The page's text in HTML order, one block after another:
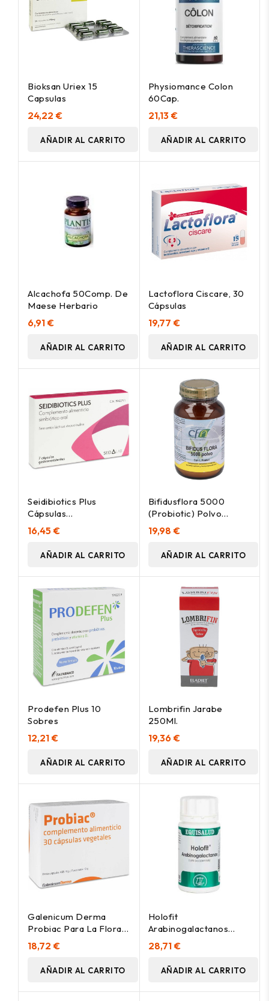
Bioksan Uriex 15
Capsulas
24,22 €
AÑADIR AL CARRITO
Physiomance Colon
60Cap.
21,13 €
AÑADIR AL CARRITO
Alcachofa 50Comp. De
Maese Herbario
6,91 €
AÑADIR AL CARRITO
Lactoflora Ciscare, 30
Cápsulas
19,77 €
AÑADIR AL CARRITO
Seidibiotics Plus
Cápsulas
Gastrorresistentes
7Caps
16,45 €
AÑADIR AL CARRITO
Bifidusflora 5000
(Probiotic) Polvo
126Gr.
19,98 €
AÑADIR AL CARRITO
Prodefen Plus 10
Sobres
12,21 €
AÑADIR AL CARRITO
Lombrifin Jarabe
250Ml.
19,36 €
AÑADIR AL CARRITO
Galenicum Derma
Probiac Para La Flora
Intestinal En Cápsulas
18,72 €
AÑADIR AL CARRITO
Holofit
Arabinogalactanos
50Cap.
28,71 €
AÑADIR AL CARRITO